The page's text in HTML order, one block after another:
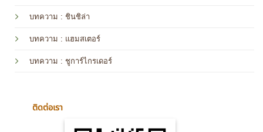
บทความ : ชินชิล่า
บทความ : แฮมสเตอร์
บทความ : ชูการ์ไกรเดอร์
ติดต่อเรา